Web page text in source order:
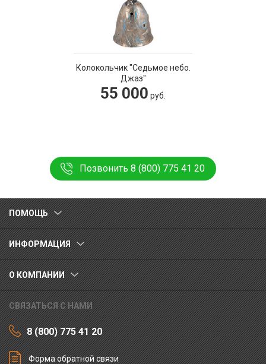
Колокольчик "Седьмое небо.
Джаз"
55 000 руб.
Позвонить 8 (800) 775 41 20
ПОМОЩЬ
ИНФОРМАЦИЯ
О КОМПАНИИ
СВЯЗАТЬСЯ С НАМИ
8 (800) 775 41 20
Форма обратной связи